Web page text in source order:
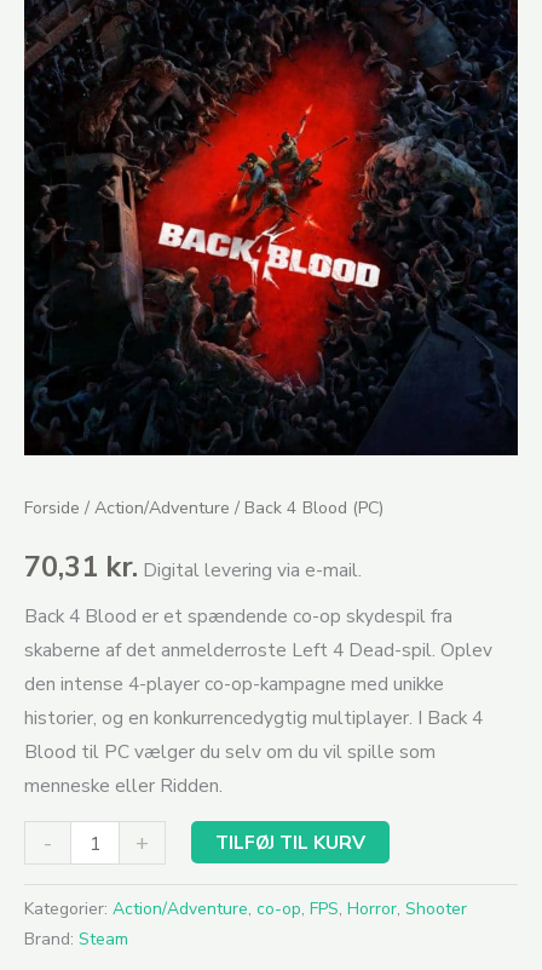
Forside / Action/Adventure / Back 4 Blood (PC)
70,31 kr. Digital levering via e-mail.
Back 4 Blood er et spændende co-op skydespil fra
skaberne af det anmelderroste Left 4 Dead-spil. Oplev
den intense 4-player co-op-kampagne med unikke
historier, og en konkurrencedygtig multiplayer. I Back 4
Blood til PC vælger du selv om du vil spille som
menneske eller Ridden.
-
4
Blood
(PC)
antal
+ TILFØJ TIL KURV
Kategorier: Action/Adventure, co-op, FPS, Horror, Shooter
Brand: Steam